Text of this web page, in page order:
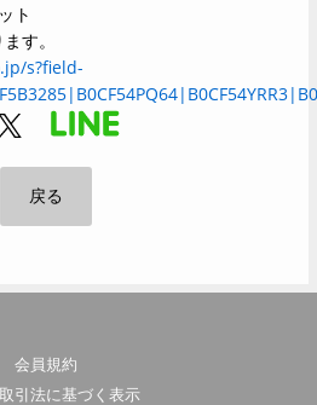
ト
す。
s?field-
戻る
会員規約
引法に基づく表示